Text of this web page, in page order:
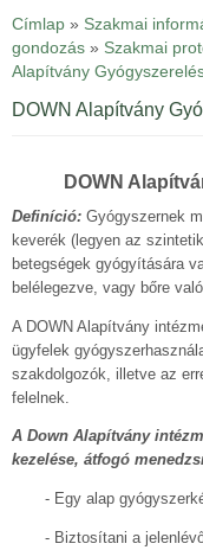
Címlap » Szakmai
gondozás » Szakmai
Alapítvány
DOWN Alapítvány
DOWN
Definíció: Gyógyszernek
keverék (legyen az
betegségek gyógyítására
belélegezve, vagy bőre
A DOWN Alapítvány
ügyfelek
szakdolgozók, illetve az
felelnek.
A Down Alapítvány
kezelése, átfogó
- Egy alap
- Biztosítani a jelenlévő